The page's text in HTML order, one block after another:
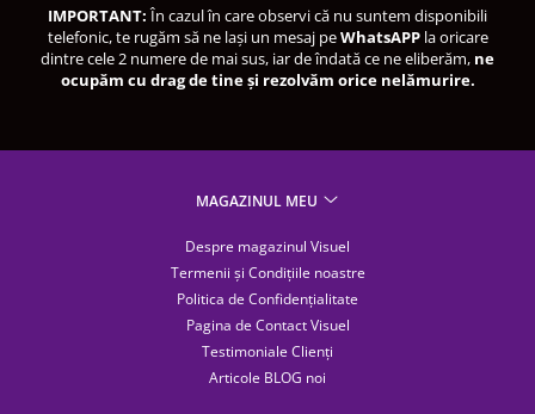
IMPORTANT:În cazul în care observi că nu suntem disponibili
telefonic, te rugăm să ne lași un mesaj peWhatsAPPla oricare
dintre cele 2 numere de mai sus, iar de îndată ce ne eliberăm, ne
ocupăm cu drag de tine și rezolvăm orice nelămurire.
MAGAZINUL MEU
Despre magazinul Visuel
Termenii și Condițiile noastre
Politica de Confidențialitate
Pagina de Contact Visuel
Testimoniale Clienți
Articole BLOG noi